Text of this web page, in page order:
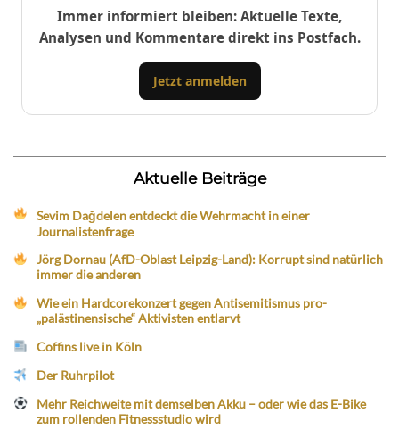
Immer informiert bleiben: Aktuelle Texte,
Analysen und Kommentare direkt ins Postfach.
Jetzt anmelden
Aktuelle Beiträge
Sevim Dağdelen entdeckt die Wehrmacht in einer
Journalistenfrage
Jörg Dornau (AfD-Oblast Leipzig-Land): Korrupt sind natürlich
immer die anderen
Wie ein Hardcorekonzert gegen Antisemitismus pro-
„palästinensische“ Aktivisten entlarvt
Coffins live in Köln
Der Ruhrpilot
Mehr Reichweite mit demselben Akku – oder wie das E-Bike
zum rollenden Fitnessstudio wird